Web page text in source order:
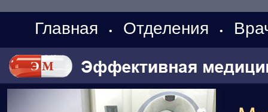
Главная • Отделения •